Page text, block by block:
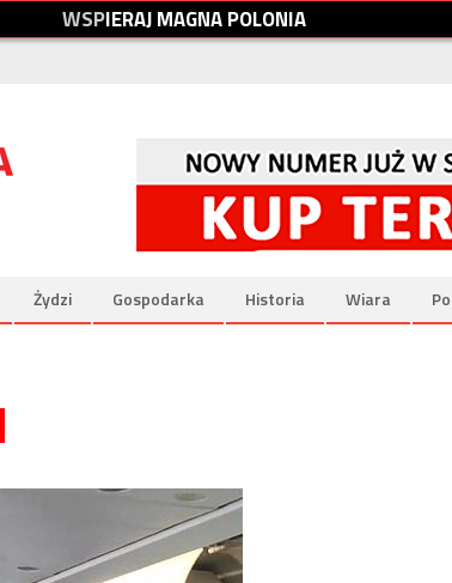
WSPIERAJMAGNAPOLONIA
Żydzi Gospodarka Historia Wiara